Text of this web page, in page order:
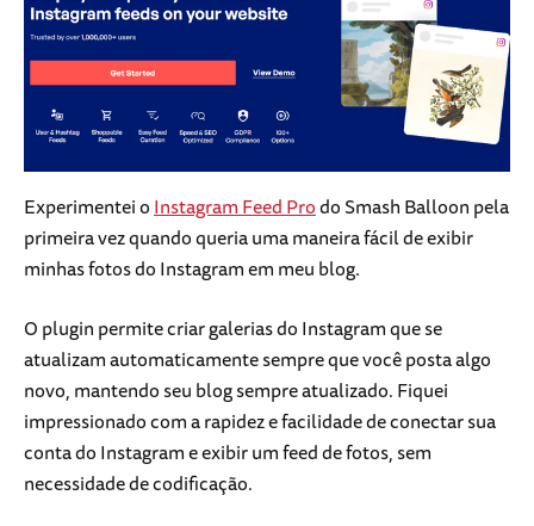
Experimentei oInstagram Feed Prodo Smash Balloon pela
primeira vez quando queria uma maneira fácil de exibir
minhas fotos do Instagram em meu blog.
O plugin permite criar galerias do Instagram que se
atualizam automaticamente sempre que você posta algo
novo, mantendo seu blog sempre atualizado. Fiquei
impressionado com a rapidez e facilidade de conectar sua
conta do Instagram e exibir um feed de fotos, sem
necessidade de codificação.